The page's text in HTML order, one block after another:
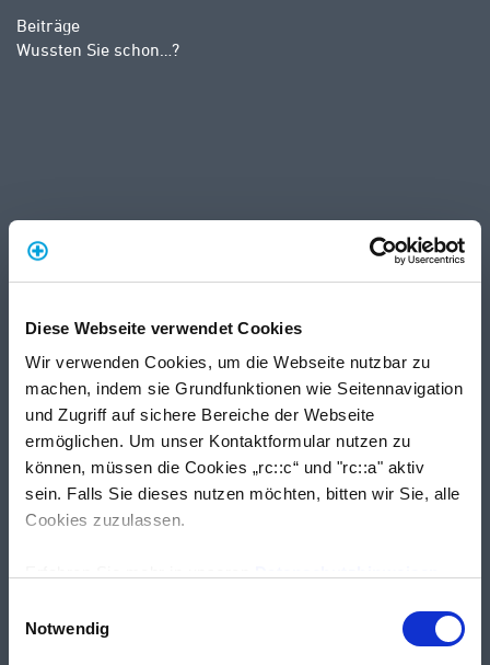
Diese Webseite verwendet Cookies
Wir verwenden Cookies, um die Webseite nutzbar zu
machen, indem sie Grundfunktionen wie Seitennavigation
und Zugriff auf sichere Bereiche der Webseite
ermöglichen. Um unser Kontaktformular nutzen zu
können, müssen die Cookies „rc::c“ und "rc::a" aktiv
sein. Falls Sie dieses nutzen möchten, bitten wir Sie, alle
Cookies zuzulassen.
Notwendig
Beiträge
Wussten Sie schon…?